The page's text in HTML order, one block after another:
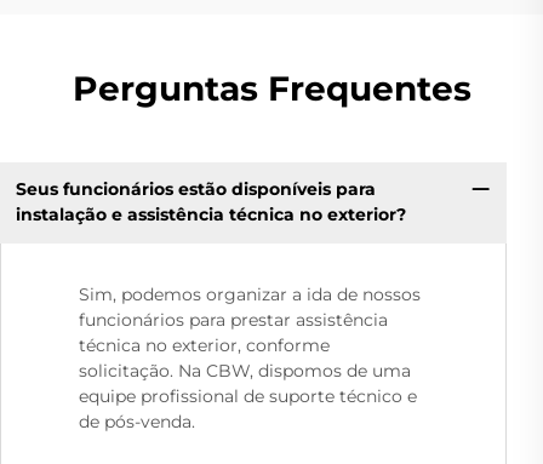
Perguntas Frequentes
Seus funcionários estão disponíveis para
instalação e assistência técnica no exterior?
Sim, podemos organizar a ida de nossos
funcionários para prestar assistência
técnica no exterior, conforme
solicitação. Na CBW, dispomos de uma
equipe profissional de suporte técnico e
de pós-venda.